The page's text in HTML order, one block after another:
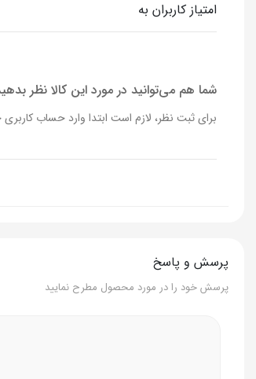
سایز قابلمه ها
ماهیتابه
تعداد ماهیتابه
ظرفیت ماهیتابه ها
امتیاز کاربران به
شما هم می‌توانید در مورد این کالا نظر
برای ثبت نظر، لازم است ابتدا وارد حساب
پرسش و پاسخ
پرسش خود را در مورد محصول مطرح نمایید